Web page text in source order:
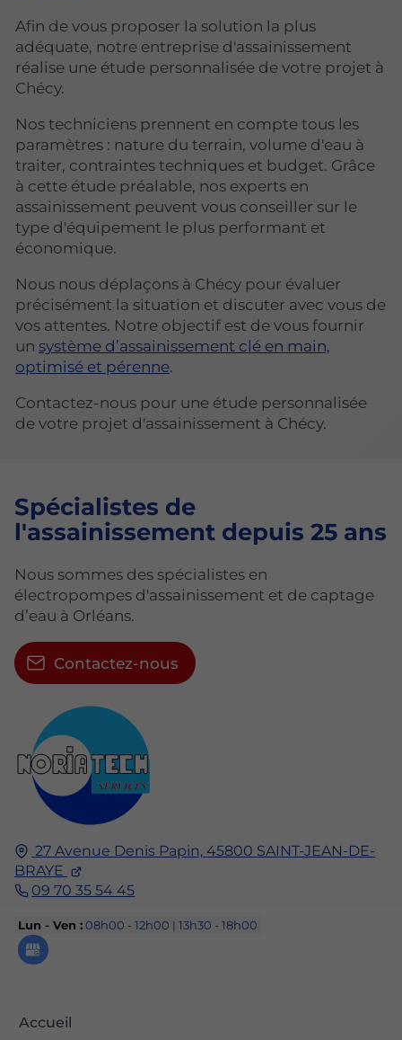
Afin de vous proposer la solution la plus
adéquate, notre entreprise d'assainissement
réalise une étude personnalisée de votre projet à
Chécy.
Nos techniciens prennent en compte tous les
paramètres : nature du terrain, volume d'eau à
traiter, contraintes techniques et budget. Grâce
à cette étude préalable, nos experts en
assainissement peuvent vous conseiller sur le
type d'équipement le plus performant et
économique.
Nous nous déplaçons à Chécy pour évaluer
précisément la situation et discuter avec vous de
vos attentes. Notre objectif est de vous fournir
un système d’assainissement clé en main,
optimisé et pérenne.
Contactez-nous pour une étude personnalisée
de votre projet d'assainissement à Chécy.
27 Avenue Denis Papin, 45800 SAINT-JEAN-DE-
BRAYE
09 70 35 54 45
Lun - Ven :08h00 - 12h00 | 13h30 - 18h00
Accueil
Spécialistes de
l'assainissement depuis 25 ans
Nous sommes des spécialistes en
électropompes d'assainissement et de captage
d’eau à Orléans.
Contactez-nous